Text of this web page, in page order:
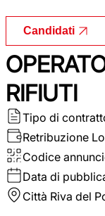
Candidati
RIFIUTI
Tipo di
Retribuzione
Codice
Data di
Città Riva del